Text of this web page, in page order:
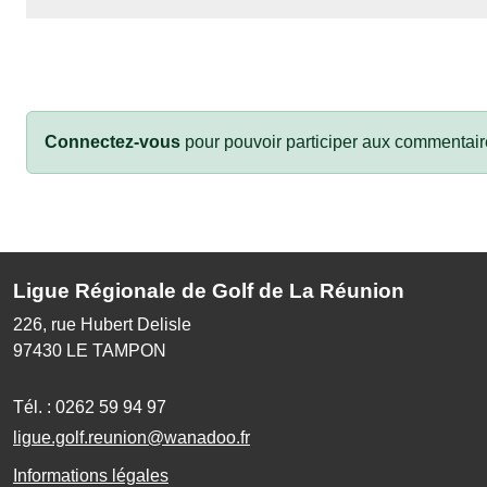
Connectez-vous pour pouvoir participer aux
Ligue Régionale de Golf de La Réunion
226, rue Hubert Delisle
97430 LE TAMPON
Tél. : 0262 59 94 97
ligue.golf.reunion@wanadoo.fr
Informations légales